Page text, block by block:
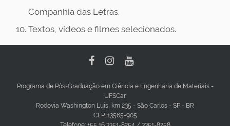
Companhia das Letras.
Textos, vídeos e filmes selecionados.
Programa de Pós-Graduação em Ciência e Engenharia de Materiais -
UFSCar
Rodovia Washington Luis, km 235 - São Carlos - SP - BR
CEP: 13565-905